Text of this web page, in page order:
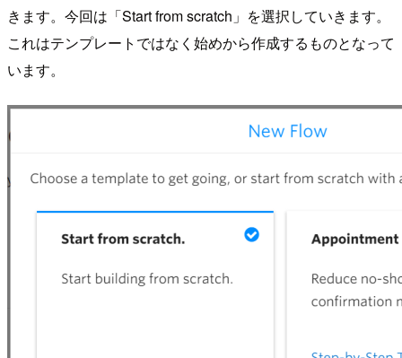
きます。今回は「Start from scratch」を選択していきます。
これはテンプレートではなく始めから作成するものとなって
います。